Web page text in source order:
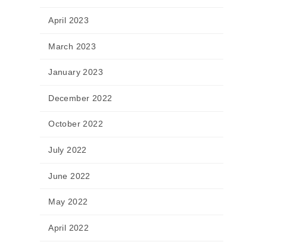
April 2023
March 2023
January 2023
December 2022
October 2022
July 2022
June 2022
May 2022
April 2022